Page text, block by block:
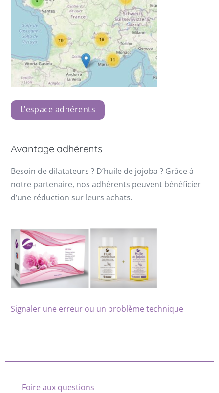
L’espace adhérents
Avantage adhérents
Besoin de dilatateurs ? D’huile de jojoba ? Grâce à
notre partenaire, nos adhérents peuvent bénéficier
d’une réduction sur leurs achats.
Signaler une erreur ou un problème technique
Foire aux questions